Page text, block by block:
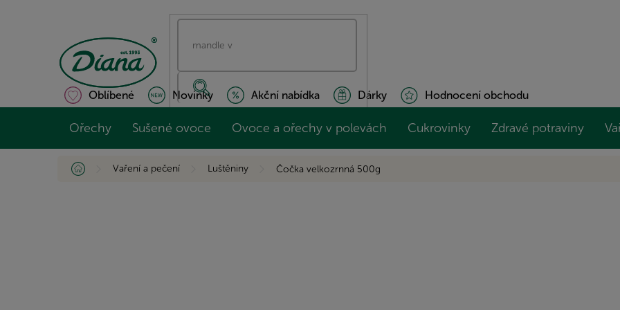
Oblíbené Novinky Akční nabídka Dárky Hodnocení obchodu
Ořechy Sušené ovoce Ovoce a ořechy v polevách Cukrovinky Zdravé potraviny
Domů Vaření a pečení Luštěniny Čočka velkozrnná 500g